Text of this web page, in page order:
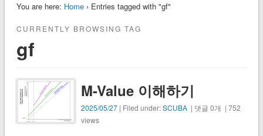
You are here: Home› Entries tagged with "gf"
CURRENTLY BROWSING TAG
gf
M-Value 이해하기
2025/05/27 | Filed under:SCUBA | 댓글 0개 | 752
views